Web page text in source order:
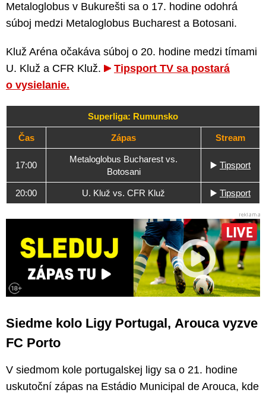
Metaloglobus v Bukurešti sa o 17. hodine odohrá
súboj medzi Metaloglobus Bucharest a Botosani.
Kluž Aréna očakáva súboj o 20. hodine medzi tímami
U. Kluž a CFR Kluž.
Tipsport TV sa postará
o vysielanie.
Superliga: Rumunsko
Čas Zápas Stream
17:00
Metaloglobus Bucharest vs.
Botosani
▶️ Tipsport
20:00 U. Kluž vs. CFR Kluž ▶️ Tipsport
Siedme kolo Ligy Portugal, Arouca vyzve
FC Porto
V siedmom kole portugalskej ligy sa o 21. hodine
uskutoční zápas na Estádio Municipal de Arouca, kde